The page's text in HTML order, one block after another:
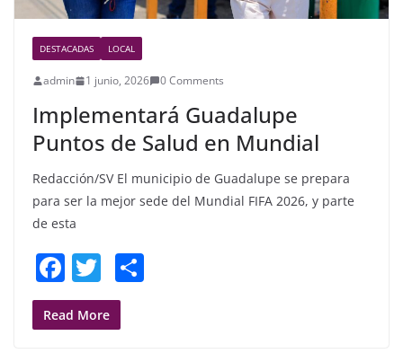
DESTACADAS LOCAL
admin 1 junio, 2026 0 Comments
Implementará Guadalupe
Puntos de Salud en Mundial
Redacción/SV El municipio de Guadalupe se prepara
para ser la mejor sede del Mundial FIFA 2026, y parte
de esta
F
a
c
T
w
itt
Read More